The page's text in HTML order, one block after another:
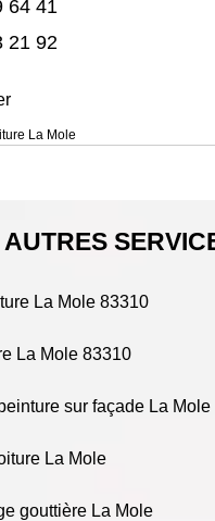
réparateur.
des toitures à La
propose des services de choix
64 41
21 92
La Mole
AUTRES
La Mole 83310
La Mole 83310
sur façade La Mole
La Mole
gouttière La Mole